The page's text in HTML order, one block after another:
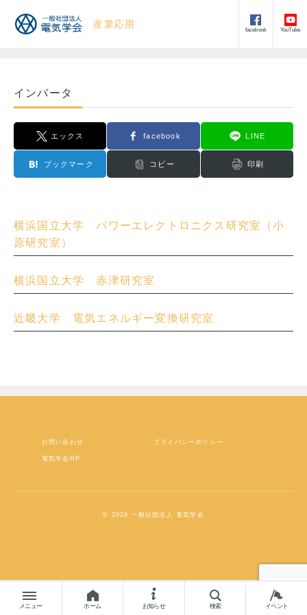
産業応用
facebook YouTube
メニュー ホーム お知らせ 検索 イベント
インバータ
エックス facebook LINE
ブックマーク コピー 印刷
横浜国立大学 パワーエレクトロニクス研究室（小
原研究室）
横浜国立大学 赤津研究室
近畿大学 電気エネルギー変換研究室
お問い合わせ プライバシーポリシー
電気学会HP
© 2026 一般社団法人 電気学会